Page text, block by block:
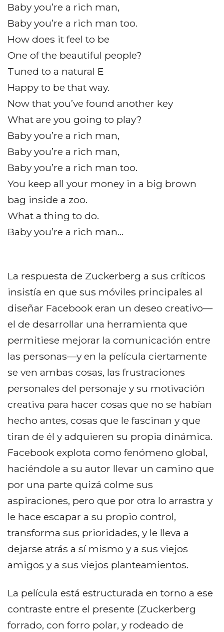
Baby you’re a rich man,
Baby you’re a rich man too.
How does it feel to be
One of the beautiful people?
Tuned to a natural E
Happy to be that way.
Now that you’ve found another key
What are you going to play?
Baby you’re a rich man,
Baby you’re a rich man,
Baby you’re a rich man too.
You keep all your money in a big brown
bag inside a zoo.
What a thing to do.
Baby you’re a rich man…
La respuesta de Zuckerberg a sus críticos
insistía en que sus móviles principales al
diseñar Facebook eran un deseo creativo—
el de desarrollar una herramienta que
permitiese mejorar la comunicación entre
las personas—y en la película ciertamente
se ven ambas cosas, las frustraciones
personales del personaje y su motivación
creativa para hacer cosas que no se habían
hecho antes, cosas que le fascinan y que
tiran de él y adquieren su propia dinámica.
Facebook explota como fenómeno global,
haciéndole a su autor llevar un camino que
por una parte quizá colme sus
aspiraciones, pero que por otra lo arrastra y
le hace escapar a su propio control,
transforma sus prioridades, y le lleva a
dejarse atrás a sí mismo y a sus viejos
amigos y a sus viejos planteamientos.
La película está estructurada en torno a ese
contraste entre el presente (Zuckerberg
forrado, con forro polar, y rodeado de